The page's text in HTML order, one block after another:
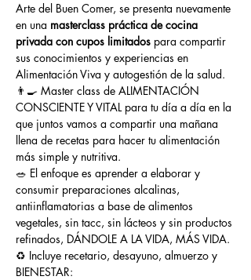
Arte del Buen Comer, se presenta nuevamente
en una masterclass práctica de cocina
privada con cupos limitados para compartir
sus conocimientos y experiencias en
Alimentación Viva y autogestión de la salud.
👨‍🍳 Master class de ALIMENTACIÓN
CONSCIENTE Y VITAL para tu día a día en la
que juntos vamos a compartir una mañana
llena de recetas para hacer tu alimentación
más simple y nutritiva.
🥗 El enfoque es aprender a elaborar y
consumir preparaciones alcalinas,
antiinflamatorias a base de alimentos
vegetales, sin tacc, sin lácteos y sin productos
refinados, DÁNDOLE A LA VIDA, MÁS VIDA.
♻️ Incluye recetario, desayuno, almuerzo y
BIENESTAR: